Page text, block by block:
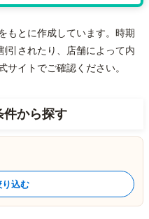
もとに作成しています。時期
引されたり、店舗によって内
イトでご確認ください。
件から探す
込む